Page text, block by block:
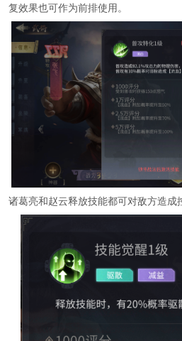
复效果也可作为前排使用。
诸葛亮和赵云释放技能都可对敌方造成